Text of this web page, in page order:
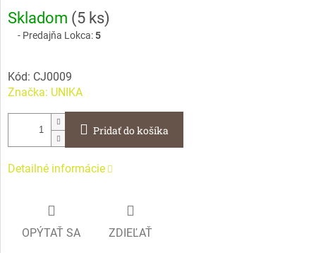
Jednotková
cena:
Skladom (5 ks)
Predajňa Lokca:5
Kód: CJ0009
Značka: UNIKA
Pridať do košíka
Detailné informácie
OPÝTAŤ SA ZDIEĽAŤ